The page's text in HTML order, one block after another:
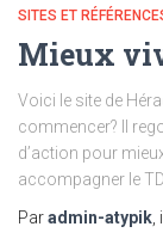
SITES ET
Mieux
Voici le site de
commencer? Il
d’action pour
accompagner le
Paradmin-atypik